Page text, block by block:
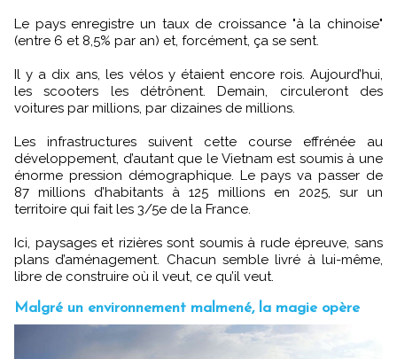
Le pays enregistre un taux de croissance "à la chinoise"
(entre 6 et 8,5% par an) et, forcément, ça se sent.
Il y a dix ans, les vélos y étaient encore rois. Aujourd’hui,
les scooters les détrônent. Demain, circuleront des
voitures par millions, par dizaines de millions.
Les infrastructures suivent cette course effrénée au
développement, d’autant que le Vietnam est soumis à une
énorme pression démographique. Le pays va passer de
87 millions d’habitants à 125 millions en 2025, sur un
territoire qui fait les 3/5e de la France.
Ici, paysages et rizières sont soumis à rude épreuve, sans
plans d’aménagement. Chacun semble livré à lui-même,
libre de construire où il veut, ce qu’il veut.
Malgré un environnement malmené, la magie opère